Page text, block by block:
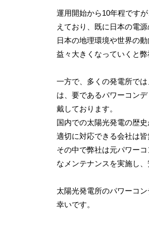
運用開始から10年程です
えており、既に日本の電
日本の地理環境や世界の動
益々大きくなっていくと弊
一方で、多くの発電所で
は、要であるパワーコン
戴しております。
国内での太陽光発電の歴
適切に対応できる会社は
その中で弊社は元パワー
なメンテナンスを実施し
太陽光発電所のパワーコ
幸いです。